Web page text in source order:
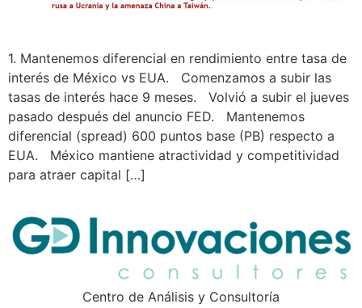
1. Mantenemos diferencial en rendimiento entre tasa de
interés de México vs EUA. Comenzamos a subir las
tasas de interés hace 9 meses. Volvió a subir el jueves
pasado después del anuncio FED. Mantenemos
diferencial (spread) 600 puntos base (PB) respecto a
EUA. México mantiene atractividad y competitividad
para atraer capital […]
Centro de Análisis y Consultoría